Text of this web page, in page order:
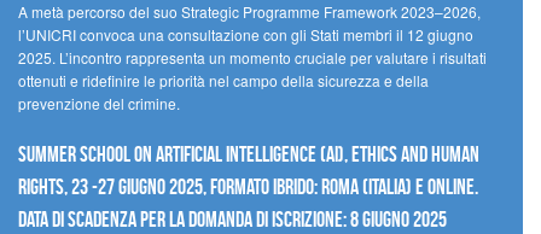
A metà percorso del suo Strategic Programme Framework 2023–2026,
l’UNICRI convoca una consultazione con gli Stati membri il 12 giugno
2025. L’incontro rappresenta un momento cruciale per valutare i risultati
ottenuti e ridefinire le priorità nel campo della sicurezza e della
prevenzione del crimine.
Summer School on Artificial Intelligence (AI), Ethics and Human
Rights, 23 -27 giugno 2025, Formato Ibrido: Roma (Italia) e online.
Data di scadenza per la domanda di iscrizione: 8 giugno 2025